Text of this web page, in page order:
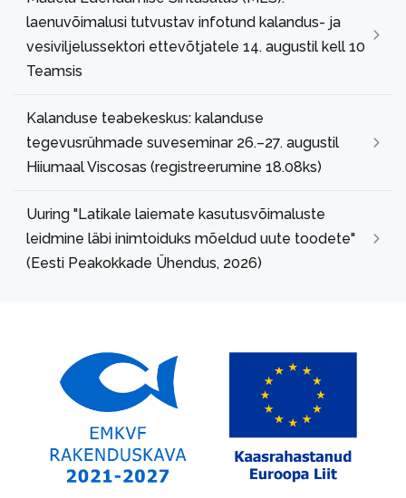
laenuvõimalusi tutvustav infotund kalandus- ja
vesiviljelussektori ettevõtjatele 14. augustil kell 10
Teamsis
Kalanduse teabekeskus: kalanduse
tegevusrühmade suveseminar 26.–27. augustil
Hiiumaal Viscosas (registreerumine 18.08ks)
Uuring "Latikale laiemate kasutusvõimaluste
leidmine läbi inimtoiduks mõeldud uute toodete"
(Eesti Peakokkade Ühendus, 2026)